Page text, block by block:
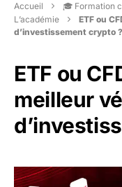
Accueil
🎓 Formation
L’académie
ETF ou
d’investissement crypto ?
ETF ou
meilleur